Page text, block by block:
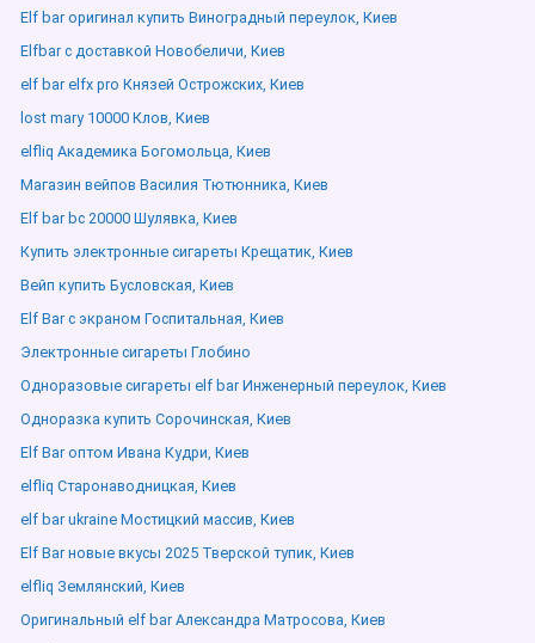
Elf bar оригинал купить Виноградный переулок, Киев
Elfbar с доставкой Новобеличи, Киев
elf bar elfx pro Князей Острожских, Киев
lost mary 10000 Клов, Киев
elfliq Академика Богомольца, Киев
Магазин вейпов Василия Тютюнника, Киев
Elf bar bc 20000 Шулявка, Киев
Купить электронные сигареты Крещатик, Киев
Вейп купить Бусловская, Киев
Elf Bar с экраном Госпитальная, Киев
Электронные сигареты Глобино
Одноразовые сигареты elf bar Инженерный переулок, Киев
Одноразка купить Сорочинская, Киев
Elf Bar оптом Ивана Кудри, Киев
elfliq Старонаводницкая, Киев
elf bar ukraine Мостицкий массив, Киев
Elf Bar новые вкусы 2025 Тверской тупик, Киев
elfliq Землянский, Киев
Оригинальный elf bar Александра Матросова, Киев